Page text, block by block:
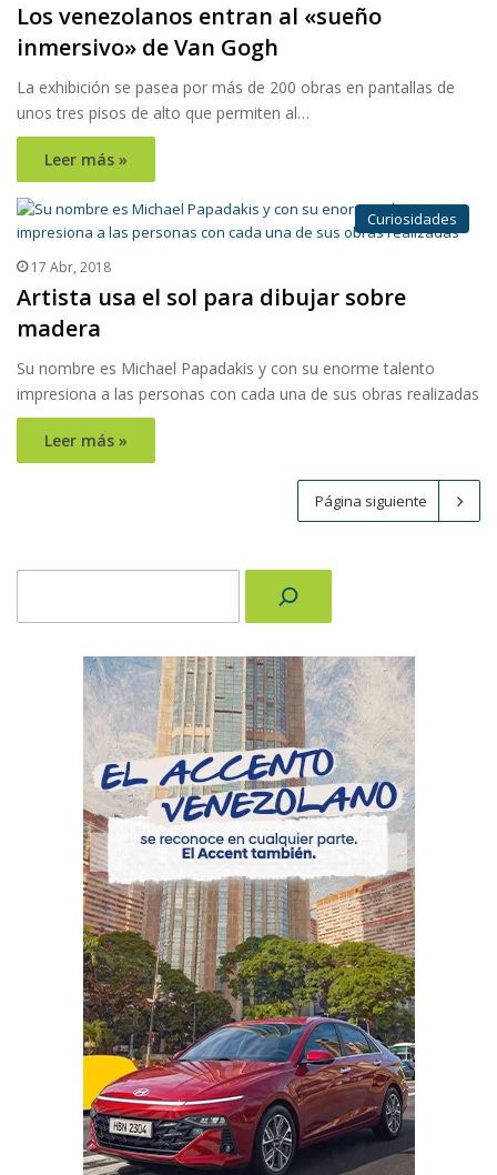
Los venezolanos entran al «sueño
inmersivo» de Van Gogh
La exhibición se pasea por más de 200 obras en pantallas de
unos tres pisos de alto que permiten al…
Leer más »
Curiosidades
17 Abr, 2018
Artista usa el sol para dibujar sobre
madera
Su nombre es Michael Papadakis y con su enorme talento
impresiona a las personas con cada una de sus obras realizadas
Leer más »
Página siguiente